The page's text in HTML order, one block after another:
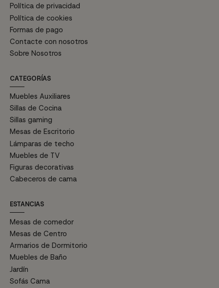
Política de privacidad
Política de cookies
Formas de pago
Contacte con nosotros
Sobre Nosotros
CATEGORÍAS
Muebles Auxiliares
Sillas de Cocina
Sillas gaming
Mesas de Escritorio
Lámparas de techo
Muebles de TV
Figuras decorativas
Cabeceros de cama
ESTANCIAS
Mesas de comedor
Mesas de Centro
Armarios de Dormitorio
Muebles de Baño
Jardín
Sofás Cama